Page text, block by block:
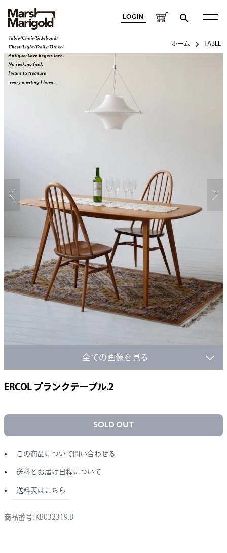
LOGIN
ホーム TABLE
全ての画像を見る
ERCOL プランクテーブル.2
SOLD OUT
この商品について問い合わせる
送料とお届け日程について
送料表はこちら
商品番号: KB032319.B